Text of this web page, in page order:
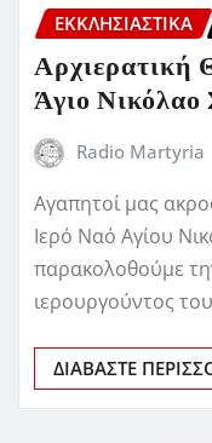
ΕΚΚΛΗΣΙΑΣΤΙΚΆ
Αρχιερατική
Άγιο Νικόλαο
Radio Martyria
Αγαπητοί μας
Ιερό Ναό Αγίου
παρακολοθούμε
ιερουργούντος
ΔΙΑΒΆΣΤΕ